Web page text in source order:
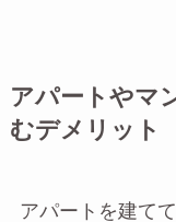
アパートやマ
むデメリット
アパートを建て